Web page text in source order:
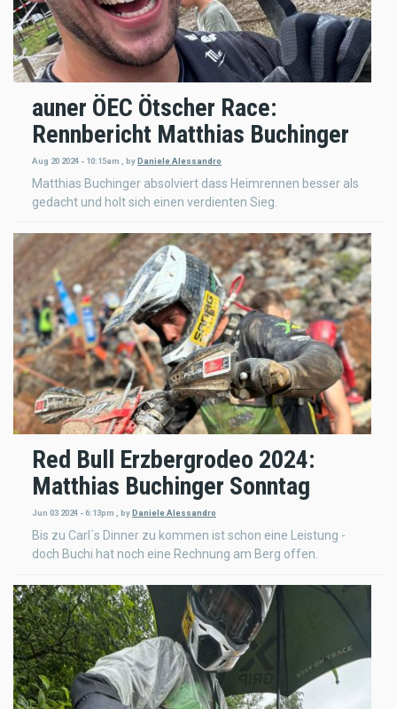
auner ÖEC Ötscher Race:
Rennbericht Matthias Buchinger
Aug 20 2024 - 10:15am byDaniele Alessandro
Matthias Buchinger absolviert dass Heimrennen besser als
gedacht und holt sich einen verdienten Sieg.
Red Bull Erzbergrodeo 2024:
Matthias Buchinger Sonntag
Jun 03 2024 - 6:13pm byDaniele Alessandro
Bis zu Carl´s Dinner zu kommen ist schon eine Leistung -
doch Buchi hat noch eine Rechnung am Berg offen.